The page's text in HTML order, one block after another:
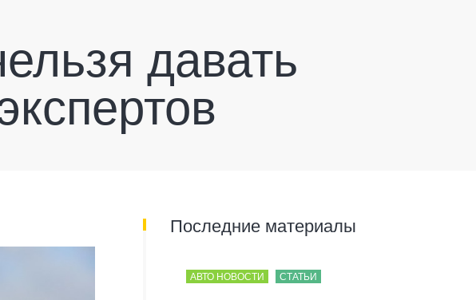
давать
Последние материалы
АВТО НОВОСТИ СТАТЬИ